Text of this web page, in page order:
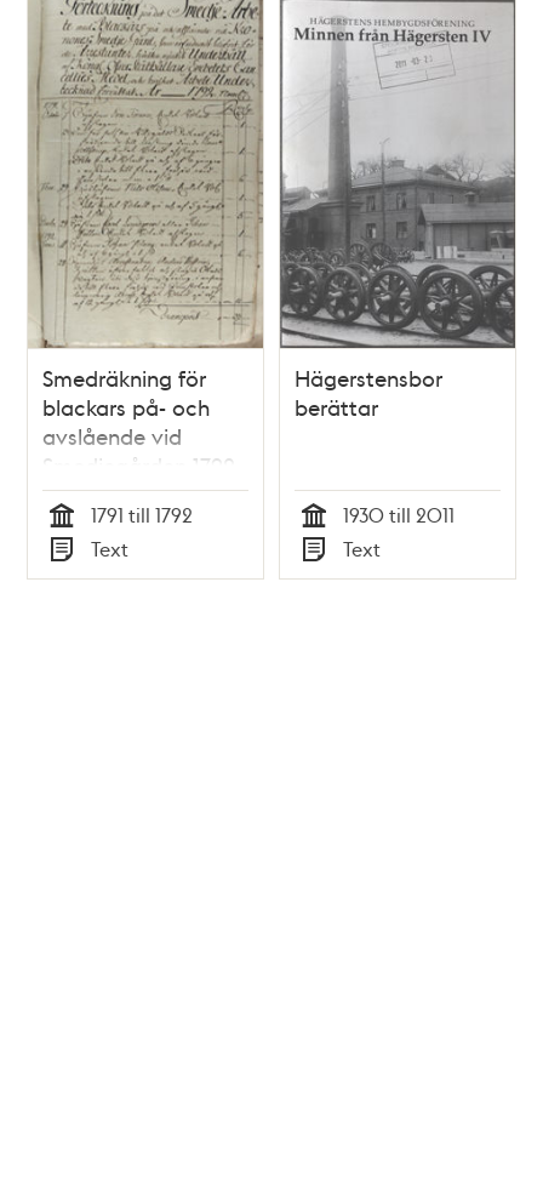
Smedräkning för
blackars på- och
avslående vid
Smedjegården 1792
Tid
1791 till 1792
Typ
Text
Hägerstensbor
berättar
Tid
1930 till 2011
Typ
Text